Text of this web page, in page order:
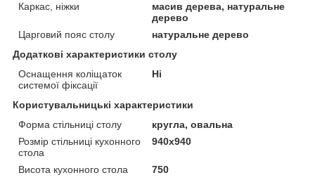
Каркас, ніжки
масив дерева, натуральне
дерево
Царговий пояс столу
натуральне дерево
Додаткові характеристики столу
Оснащення коліщаток
системої фіксації
Ні
Користувальницькі характеристики
Форма стільниці столу
кругла, овальна
Розмір стільниці кухонного
стола
940х940
Висота кухонного стола
750